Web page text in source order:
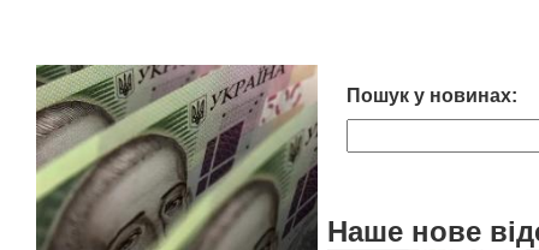
Пошук у новинах:
Наше нове